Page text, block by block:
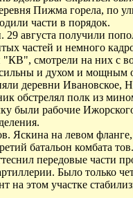
Пижма горела, по
части в порядок.
августа получили
частей и немного
смотрели на них с
сильны и духом и
деревни Ивановское,
обстрелял полк из
были рабочие
Яскина на левом
батальон комбата
передовые части
Было только
на этом участке